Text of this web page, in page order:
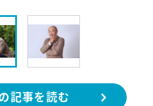
記事を読む